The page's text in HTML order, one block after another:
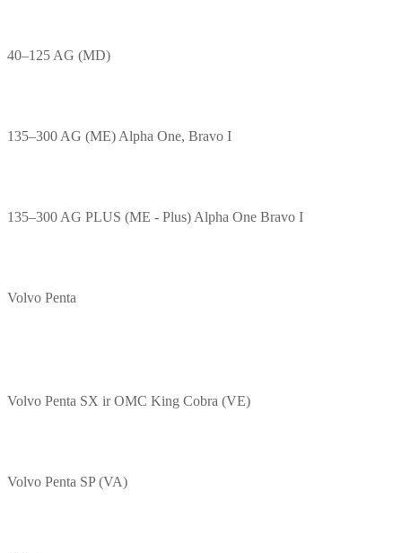
40–125 AG (MD)
135–300 AG (ME) Alpha One, Bravo I
135–300 AG PLUS (ME - Plus) Alpha One Bravo I
Volvo Penta
Volvo Penta SX ir OMC King Cobra (VE)
Volvo Penta SP (VA)